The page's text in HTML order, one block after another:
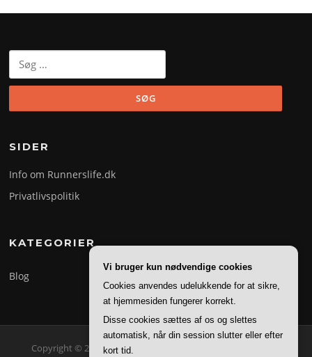
efter:
SIDER
Info om Runnerslife.dk
Privatlivspolitik
KATEGORIER
Blog
Copyright © 2026 Runner's Life. Alle rettigheder forbeholdes.
Vi bruger kun nødvendige cookies
Cookies anvendes udelukkende for at sikre,
at hjemmesiden fungerer korrekt.
Disse cookies sættes af os og slettes
automatisk, når din session slutter eller efter
kort tid.